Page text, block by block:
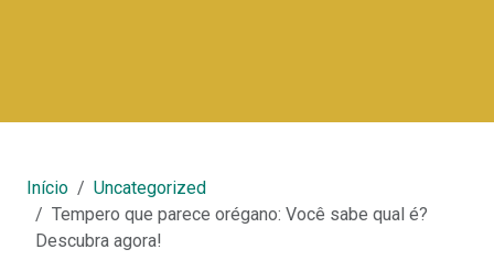
Início
Uncategorized
Tempero que parece orégano: Você sabe qual é?
Descubra agora!